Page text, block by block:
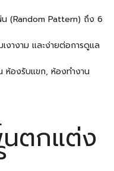
น (Random Pattern) ถึง 6
งางาม และง่ายต่อการดูแล
ห้องรับแขก, ห้องทำงาน
ตกแต่ง